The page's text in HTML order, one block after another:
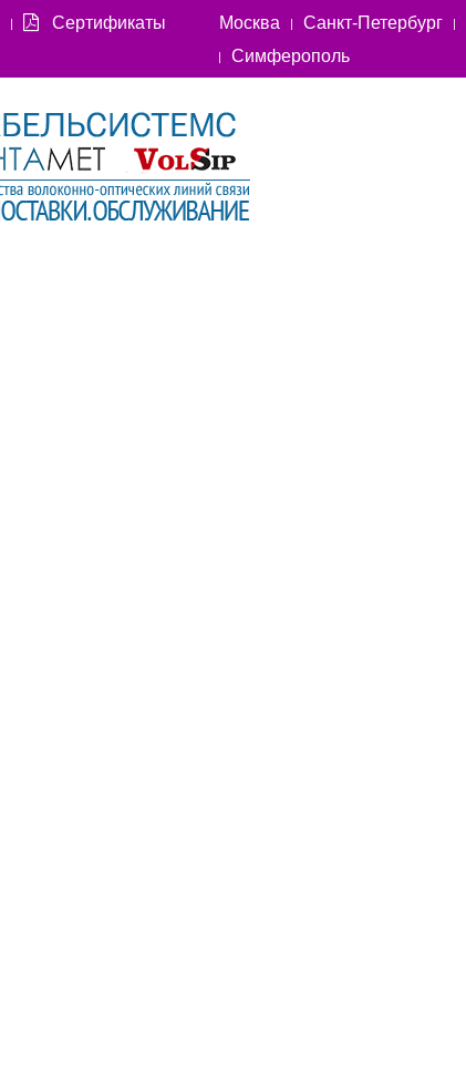
Сертификаты Москва Санкт-Петербург
Симферополь